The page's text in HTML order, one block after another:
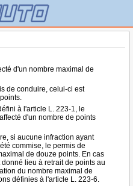
d'un nombre maximal de
de conduire, celui-ci est
à l'article L. 223-1, le
d'un nombre de points
si aucune infraction ayant
commise, le permis de
de douze points. En cas
lieu à retrait de points au
du nombre maximal de
définies à l'article L. 223-6.